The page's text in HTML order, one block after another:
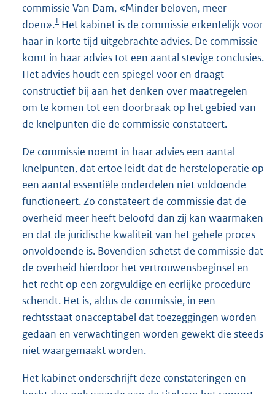
commissie Van Dam, «Minder beloven, meer
doen».1 Het kabinet is de commissie erkentelijk voor
haar in korte tijd uitgebrachte advies. De commissie
komt in haar advies tot een aantal stevige conclusies.
Het advies houdt een spiegel voor en draagt
constructief bij aan het denken over maatregelen
om te komen tot een doorbraak op het gebied van
de knelpunten die de commissie constateert.
De commissie noemt in haar advies een aantal
knelpunten, dat ertoe leidt dat de hersteloperatie op
een aantal essentiële onderdelen niet voldoende
functioneert. Zo constateert de commissie dat de
overheid meer heeft beloofd dan zij kan waarmaken
en dat de juridische kwaliteit van het gehele proces
onvoldoende is. Bovendien schetst de commissie dat
de overheid hierdoor het vertrouwensbeginsel en
het recht op een zorgvuldige en eerlijke procedure
schendt. Het is, aldus de commissie, in een
rechtsstaat onacceptabel dat toezeggingen worden
gedaan en verwachtingen worden gewekt die steeds
niet waargemaakt worden.
Het kabinet onderschrijft deze constateringen en